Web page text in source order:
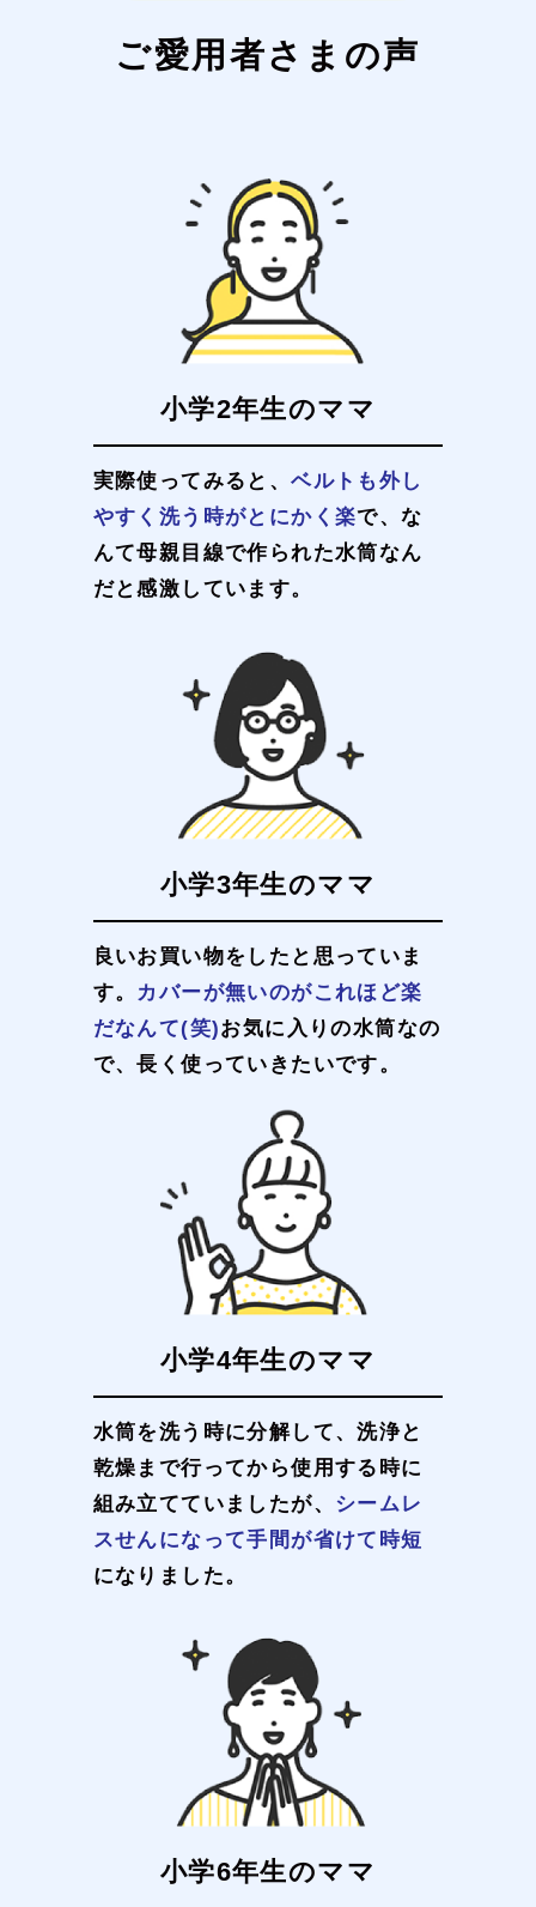
ご愛用者さまの声
小学2年生のママ
実際使ってみると、ベルトも外し
やすく洗う時がとにかく楽で、な
んて母親目線で作られた水筒なん
だと感激しています。
小学3年生のママ
良いお買い物をしたと思っていま
す。 カバーが無いのがこれほど楽
だなんて(笑)お気に入りの水筒なの
で、長く使っていきたいです。
小学4年生のママ
水筒を洗う時に分解して、洗浄と
乾燥まで行ってから使用する時に
組み立てていましたが、 シームレ
スせんになって手間が省けて時短
になりました。
小学6年生のママ